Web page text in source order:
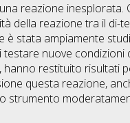
reazione
della reazione tra il di-
stata ampiamente
nuove condizioni
restituito risultati
questa reazione,